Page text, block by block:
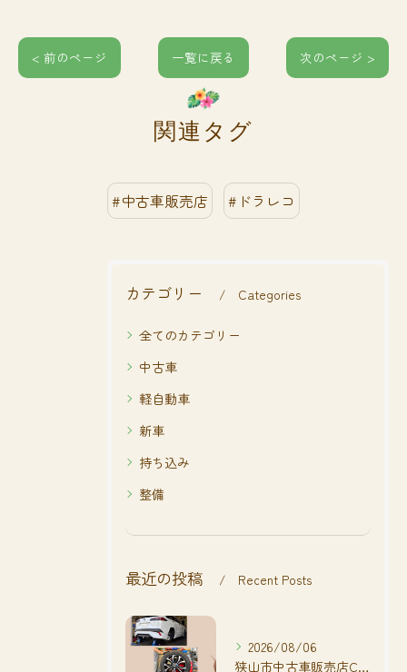
< 前のページ 一覧に戻る 次のページ >
関連タグ
#中古車販売店 #ドラレコ
カテゴリー Categories
全てのカテゴリー
中古車
軽自動車
新車
持ち込み
整備
最近の投稿 Recent Posts
2026/08/06
狭山市中古車販売店CarShop FACT.🚗